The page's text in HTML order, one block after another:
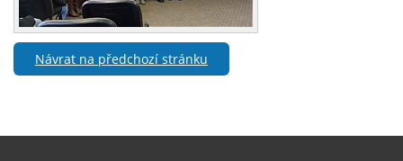
Návrat na předchozí stránku